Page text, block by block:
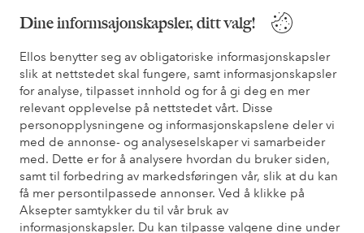
Dine informsajonskapsler, ditt valg!
Ellos benytter seg av obligatoriske informasjonskapsler
slik at nettstedet skal fungere, samt informasjonskapsler
for analyse, tilpasset innhold og for å gi deg en mer
relevant opplevelse på nettstedet vårt. Disse
personopplysningene og informasjonskapslene deler vi
med de annonse- og analyseselskaper vi samarbeider
med. Dette er for å analysere hvordan du bruker siden,
samt til forbedring av markedsføringen vår, slik at du kan
få mer persontilpassede annonser. Ved å klikke på
Aksepter samtykker du til vår bruk av
informasjonskapsler. Du kan tilpasse valgene dine under
Våre tjenester
Vilkår
Venner
Sikre betalinger - Betal direkte eller del opp
Vil du vite mer om våre betalingsalternativer?
elpy elpy